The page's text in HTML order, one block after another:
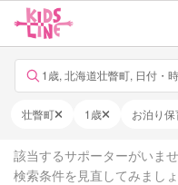
1歳, 北海道壮瞥町, 日付・
壮瞥町 1歳 お泊り保
該当するサポーターがいませ
検索条件を見直してみましょ